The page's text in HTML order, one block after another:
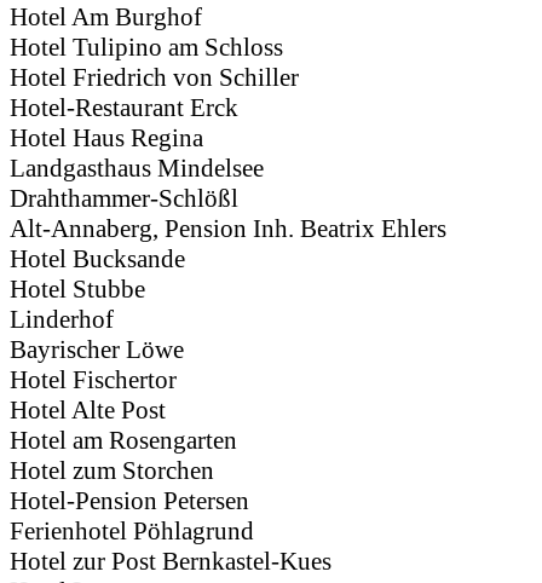
Hotel Am Burghof
Hotel Tulipino am Schloss
Hotel Friedrich von Schiller
Hotel-Restaurant Erck
Hotel Haus Regina
Landgasthaus Mindelsee
Drahthammer-Schlößl
Alt-Annaberg, Pension Inh. Beatrix Ehlers
Hotel Bucksande
Hotel Stubbe
Linderhof
Bayrischer Löwe
Hotel Fischertor
Hotel Alte Post
Hotel am Rosengarten
Hotel zum Storchen
Hotel-Pension Petersen
Ferienhotel Pöhlagrund
Hotel zur Post Bernkastel-Kues